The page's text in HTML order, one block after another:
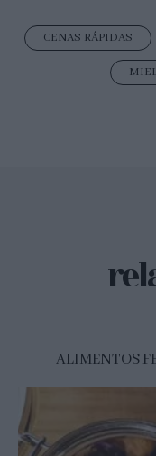
CENAS RÁPIDAS
ALIMENTOS